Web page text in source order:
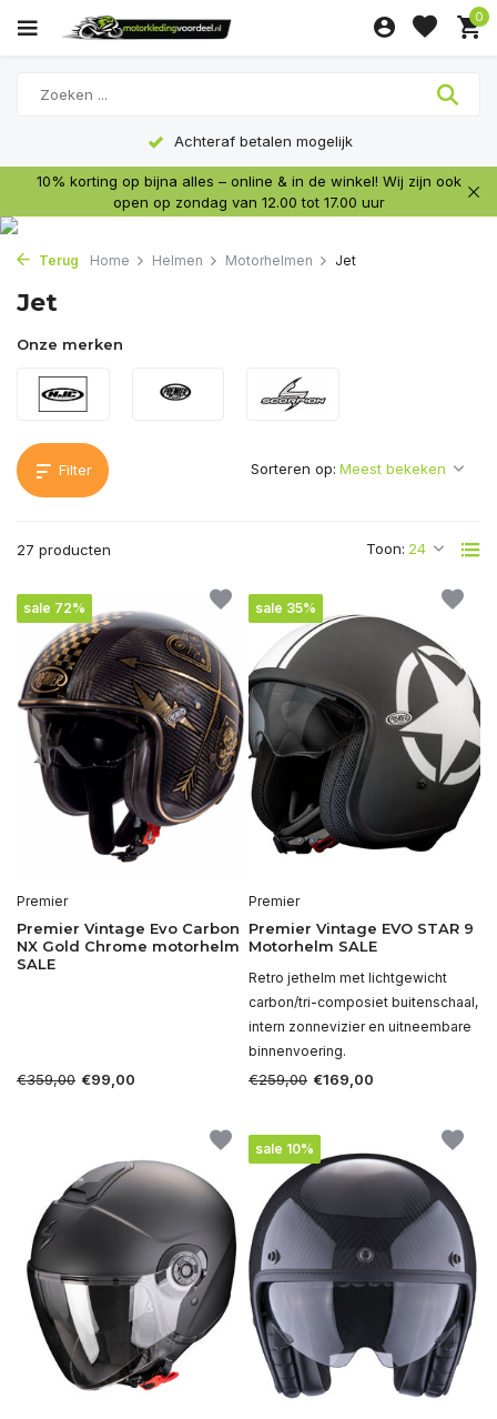
0
Altijd lage prijzen
10% korting op bijna alles – online & in de winkel! Wij zijn ook
open op zondag van 12.00 tot 17.00 uur
Terug Home Helmen Motorhelmen Jet
Jet
Onze merken
Filter
27 producten Toon:
Sorteren op:
sale 72%
Premier
Premier Vintage Evo Carbon
NX Gold Chrome motorhelm
SALE
€359,00 €99,00
sale 35%
Premier
Premier Vintage EVO STAR 9
Motorhelm SALE
Retro jethelm met lichtgewicht
carbon/tri-composiet buitenschaal,
intern zonnevizier en uitneembare
binnenvoering.
€259,00 €169,00
sale 10%